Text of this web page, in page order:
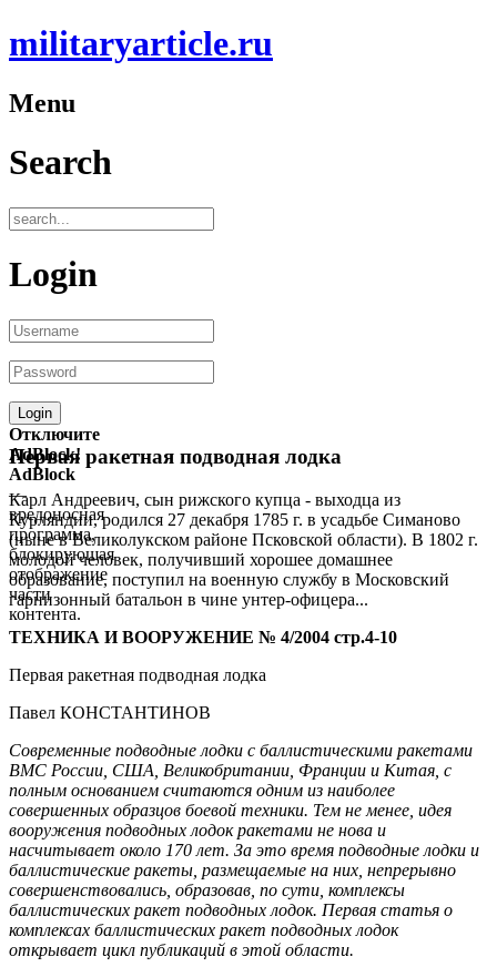
militaryarticle.ru
Menu
Search
Login
Отключите
AdBlock!
AdBlock
—
вредоносная
программа,
блокирующая
отображение
части
контента.
Первая ракетная подводная лодка
Карл Андреевич, сын рижского купца - выходца из
Курляндии, родился 27 декабря 1785 г. в усадьбе Симаново
(ныне в Великолукском районе Псковской области). В 1802 г.
молодой человек, получивший хорошее домашнее
образование, поступил на военную службу в Московский
гарнизонный батальон в чине унтер-офицера...
ТЕХНИКА И ВООРУЖЕНИЕ № 4/2004 стр.4-10
Первая ракетная подводная лодка
Павел КОНСТАНТИНОВ
Современные подводные лодки с баллистическими ракетами
ВМС России, США, Великобритании, Франции и Китая, с
полным основанием считаются одним из наиболее
совершенных образцов боевой техники. Тем не менее, идея
вооружения подводных лодок ракетами не нова и
насчитывает около 170 лет. За это время подводные лодки и
баллистические ракеты, размещаемые на них, непрерывно
совершенствовались, образовав, по сути, комплексы
баллистических ракет подводных лодок. Первая статья о
комплексах баллистических ракет подводных лодок
открывает цикл публикаций в этой области.